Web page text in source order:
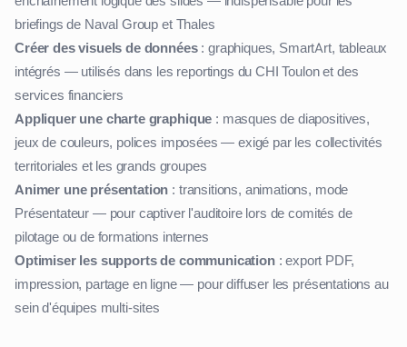
briefings de Naval Group et Thales
Créer des visuels de données: graphiques, SmartArt, tableaux
intégrés — utilisés dans les reportings du CHI Toulon et des
services financiers
Appliquer une charte graphique : masques de diapositives,
jeux de couleurs, polices imposées — exigé par les collectivités
territoriales et les grands groupes
Animer une présentation : transitions, animations, mode
Présentateur — pour captiver l'auditoire lors de comités de
pilotage ou de formations internes
Optimiser les supports de communication: export PDF,
impression, partage en ligne — pour diffuser les présentations au
sein d'équipes multi-sites